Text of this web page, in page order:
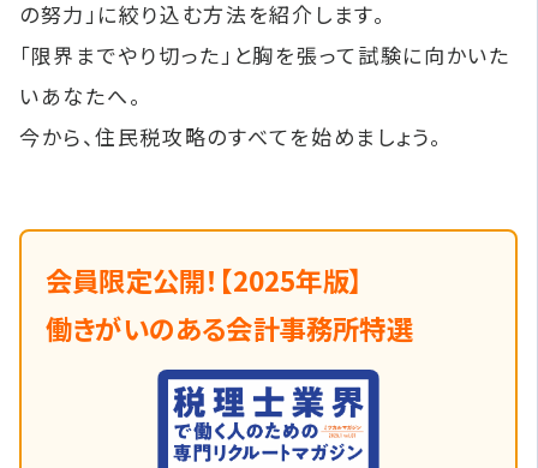
の努力」に絞り込む方法を紹介します。
「限界までやり切った」と胸を張って試験に向かいた
いあなたへ。
今から、住民税攻略のすべてを始めましょう。
会員限定公開！【2025年版】
働きがいのある会計事務所特選